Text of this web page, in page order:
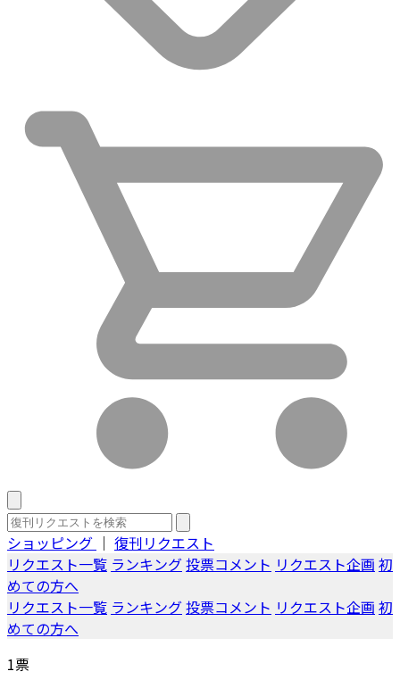
ショッピング ｜ 復刊リクエスト
リクエスト一覧 ランキング投票コメント リクエスト企画 初
めての方へ
リクエスト一覧 ランキング投票コメント リクエスト企画 初
めての方へ
1票